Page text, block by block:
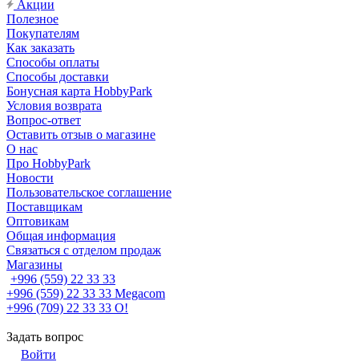
Акции
Полезное
Покупателям
Как заказать
Способы оплаты
Способы доставки
Бонусная карта HobbyPark
Условия возврата
Вопрос-ответ
Оставить отзыв о магазине
О нас
Про HobbyPark
Новости
Пользовательское соглашение
Поставщикам
Оптовикам
Общая информация
Связаться с отделом продаж
Магазины
+996 (559) 22 33 33
+996 (559) 22 33 33 Megacom
+996 (709) 22 33 33 O!
Задать вопрос
Войти